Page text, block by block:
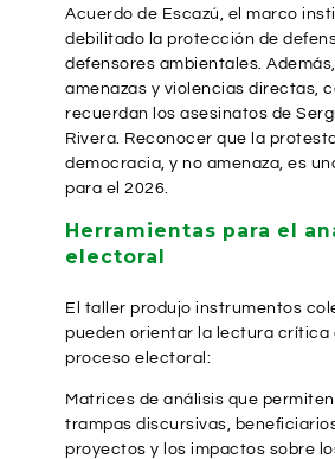
Acuerdo de Escazú, el marco
debilitado la protección de
defensores ambientales.
amenazas y violencias directas,
recuerdan los asesinatos de
Rivera. Reconocer que la
democracia, y no amenaza, es
para el 2026.
Herramientas para el
electoral
El taller produjo instrumentos
pueden orientar la lectura crítica
proceso electoral:
Matrices de análisis que
trampas discursivas,
proyectos y los impactos sobre